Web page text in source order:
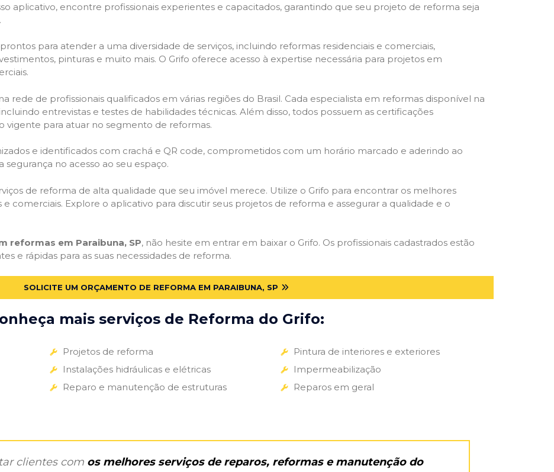
aplicativo, encontre profissionais experientes e capacitados, garantindo que seu projeto de reforma seja
para atender a uma diversidade de serviços, incluindo reformas residenciais e comerciais,
pinturas e muito mais. O Grifo oferece acesso à expertise necessária para projetos em
rede de profissionais qualificados em várias regiões do Brasil. Cada especialista em reformas disponível na
entrevistas e testes de habilidades técnicas. Além disso, todos possuem as certificações
vigente para atuar no segmento de reformas.
e identificados com crachá e QR code, comprometidos com um horário marcado e aderindo ao
no acesso ao seu espaço.
de reforma de alta qualidade que seu imóvel merece. Utilize o Grifo para encontrar os melhores
e comerciais. Explore o aplicativo para discutir seus projetos de reforma e assegurar a qualidade e o
reformas em Paraibuna, SP, não hesite em entrar em baixar o Grifo. Os profissionais cadastrados estão
e rápidas para as suas necessidades de reforma.
SOLICITE UM ORÇAMENTO DE REFORMA EM PARAIBUNA, SP
mais serviços de Reforma do Grifo:
Projetos de reforma
Instalações hidráulicas e elétricas
Reparo e manutenção de estruturas
Pintura de interiores e exteriores
Impermeabilização
Reparos em geral
clientes com os melhores serviços de reparos, reformas e manutenção do